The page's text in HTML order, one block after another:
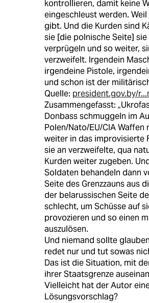
kontrollieren, damit keine
eingeschleust werden.
gibt. Und die Kurden sind
sie [die polnische Seite]
verprügeln und so weiter,
verzweifelt. Irgendein
irgendeine Pistole,
und schon ist der
Quelle: president.gov.by/
Zusammengefasst:
Donbass schmuggeln im
Polen/Nato/EU/CIA Waffen
weiter in das improvisierte
sie an verzweifelte, qua
Kurden weiter zugeben.
Soldaten behandeln dann
Seite des Grenzzauns aus
der belarussischen Seite
schlecht, um Schüsse auf
provozieren und so einen
auszulösen.
Und niemand sollte
redet nur und tut sowas
Das ist die Situation, mit
ihrer Staatsgrenze
Vielleicht hat der Autor
Lösungsvorschlag?